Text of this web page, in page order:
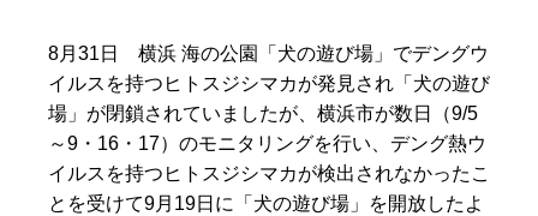
8月31日 横浜 海の公園「犬の遊び場」でデングウ
イルスを持つヒトスジシマカが発見され「犬の遊び
場」が閉鎖されていましたが、横浜市が数日（9/5
～9・16・17）のモニタリングを行い、デング熱ウ
イルスを持つヒトスジシマカが検出されなかったこ
とを受けて9月19日に「犬の遊び場」を開放したよ